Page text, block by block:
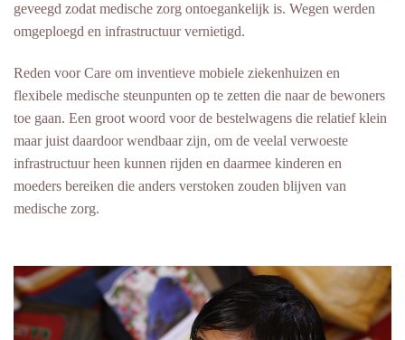
geveegd zodat medische zorg ontoegankelijk is. Wegen werden
omgeploegd en infrastructuur vernietigd.
Reden voor Care om inventieve mobiele ziekenhuizen en
flexibele medische steunpunten op te zetten die naar de bewoners
toe gaan. Een groot woord voor de bestelwagens die relatief klein
maar juist daardoor wendbaar zijn, om de veelal verwoeste
infrastructuur heen kunnen rijden en daarmee kinderen en
moeders bereiken die anders verstoken zouden blijven van
medische zorg.